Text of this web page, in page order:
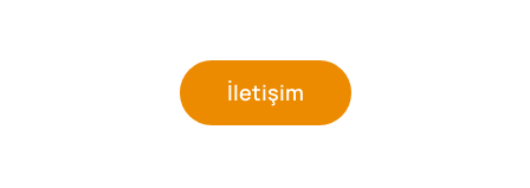
İletişim